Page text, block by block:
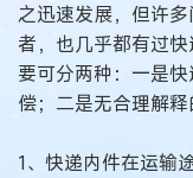
之迅速发展，但许
者，也几乎都有过
要可分两种：一是
偿；二是无合理解
1、快递内件在运输